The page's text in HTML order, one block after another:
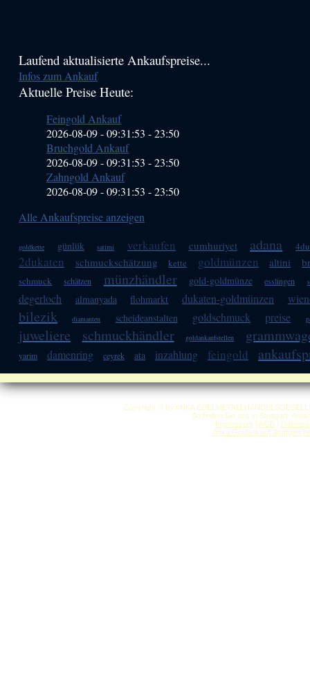
Haupt-
Sidebar
Laufend aktualisierte Ankaufspreise...
Infos zum Ankauf
Aktuelle Preise Heute:
Feingold Ankauf
2026-08-09 - 09:31:53 -23:50
Bruchgold Ankauf
2026-08-09 - 09:31:53 -23:50
Zahngold Ankauf
2026-08-09 - 09:31:53 -23:50
Alle Ankaufspreise anzeigen
goldkette günlük satimi verkaufen cumhuriyet adana
2dukaten schmuckschätzung kette goldmünzen altini
schmuck schätzen münzhändler gold-goldmünze esslingen
degerloch almanyada flohmarkt dukaten-goldmünzen
bilezik diamanten scheideanstalten goldschmuck preise
juweliere schmuckhändler goldankaufstellen
yarim damenring ceyrek ata inzahlung feingold
Copyright © by ANKA
So finden Sie uns in Stuttgart:
Impressum| AGB|
Anka Goldankauf Stuttgart